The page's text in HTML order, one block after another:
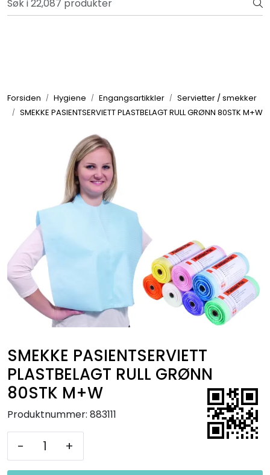
Skip to main content
Bli totalkunde og få en rekke fordeler. Les mer!
Forsiden Hygiene Engangsartikkler
Servietter / smekker
SMEKKE PASIENTSERVIETT PLASTBELAGT RULL GRØNN 80STK M+W
SMEKKE PASIENTSERVIETT
PLASTBELAGT RULL GRØNN
80STK M+W
Produktnummer: 883111
- +
Småutstyr
Klinikkplanlegging / Innredning
Service
Aktuelt
Kurs
Hygiene